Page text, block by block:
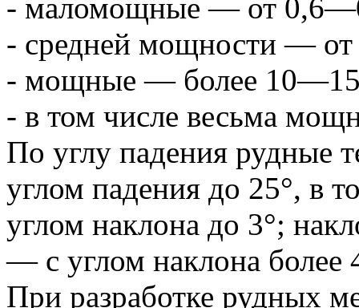
- маломощные — от
- средней мощности —
- мощные — более
- в том числе весьма
По углу падения рудные
углом падения до 25°, в
углом наклона до 3°;
— с углом наклона более
При разработке рудных